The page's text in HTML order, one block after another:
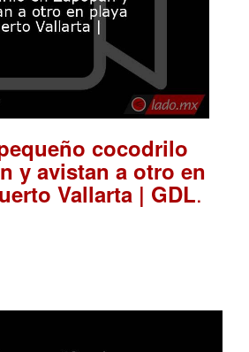
cocodrilo
y avistan a otro en
Vallarta | GDL.